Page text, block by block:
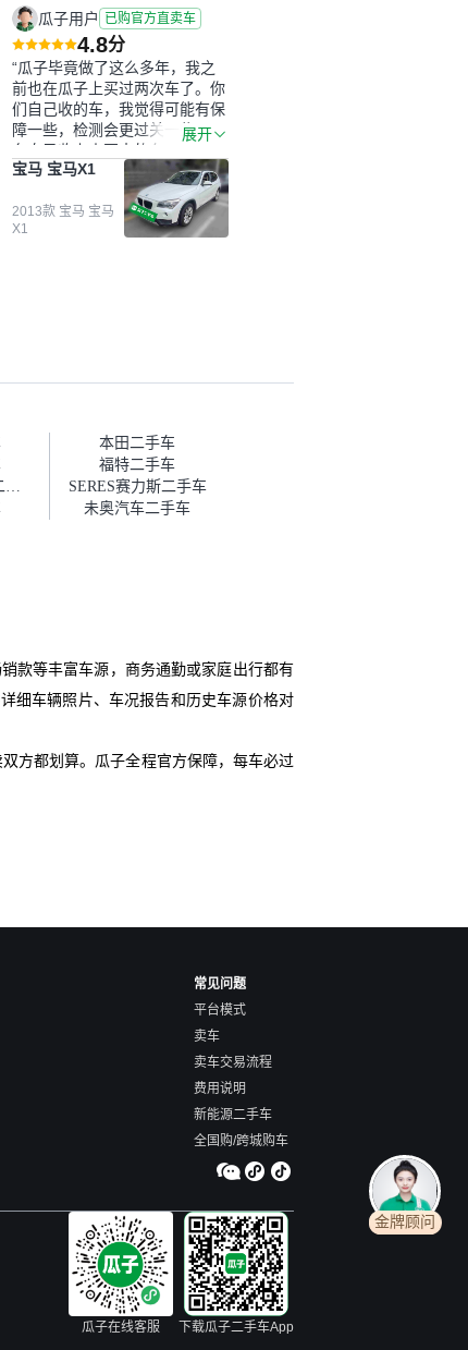
瓜子用户 已购官方直卖车
4.8分
“瓜子毕竟做了这么多年，我之
前也在瓜子上买过两次车了。你
们自己收的车，我觉得可能有保
障一些，检测会更过关一些。平
台自己收上来再卖的车，应该更
可靠。我买的是宝马X1，主要看
中它的价格和公里数比较合适。
另外，瓜子承诺无火烧、无事
故、无泡水、无调表，在平台自
帮我谈价。自营车我讲过价，最
后是通过花一块钱买优惠券的方
式，便宜了800块钱成交。”
展开
宝马 宝马X1
2013款 宝马 宝马
X1
本田二手车
福特二手车
SWM斯威汽车二手车
SERES赛力斯二手车
未奥汽车二手车
款等丰富车源，商务通勤或家庭出行都有
细车辆照片、车况报告和历史车源价格对
方都划算。瓜子全程官方保障，每车必过
常见问题
平台模式
卖车
卖车交易流程
费用说明
新能源二手车
全国购/跨城购车
瓜子在线客服 下载瓜子二手车App
金牌顾问